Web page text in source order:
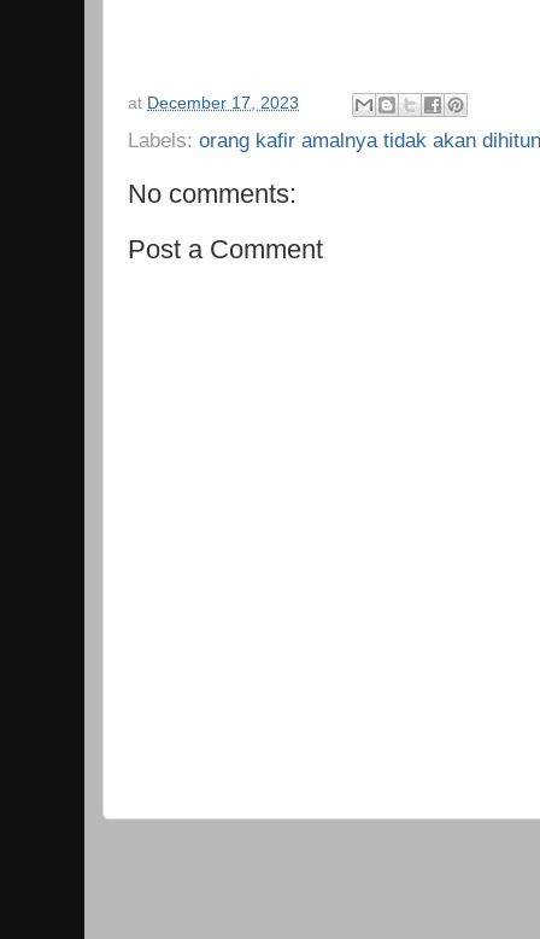
at December 17, 2023
Labels: orang kafir amalnya tidak akan
No comments:
Post a Comment